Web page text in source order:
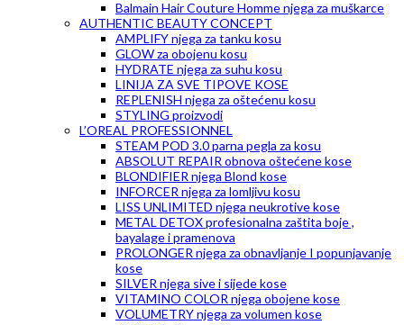
Balmain Hair Couture Homme njega za muškarce
AUTHENTIC BEAUTY CONCEPT
AMPLIFY njega za tanku kosu
GLOW za obojenu kosu
HYDRATE njega za suhu kosu
LINIJA ZA SVE TIPOVE KOSE
REPLENISH njega za oštećenu kosu
STYLING proizvodi
L’OREAL PROFESSIONNEL
STEAM POD 3.0 parna pegla za kosu
ABSOLUT REPAIR obnova oštećene kose
BLONDIFIER njega Blond kose
INFORCER njega za lomljivu kosu
LISS UNLIMITED njega neukrotive kose
METAL DETOX profesionalna zaštita boje ,
bayalage i pramenova
PROLONGER njega za obnavljanje I popunjavanje
kose
SILVER njega sive i sijede kose
VITAMINO COLOR njega obojene kose
VOLUMETRY njega za volumen kose